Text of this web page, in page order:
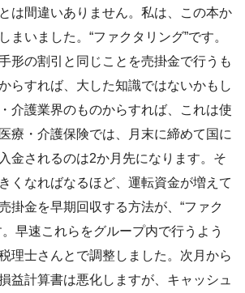
は間違いありません。私は、この本か
まいました。“ファクタリング”です。
形の割引と同じことを売掛金で行うも
らすれば、大した知識ではないかもし
介護業界のものからすれば、これは使
療・介護保険では、月末に締めて国に
金されるのは2か月先になります。そ
くなればなるほど、運転資金が増えて
掛金を早期回収する方法が、“ファク
早速これらをグループ内で行うよう
理士さんとで調整しました。次月から
益計算書は悪化しますが、キャッシュ